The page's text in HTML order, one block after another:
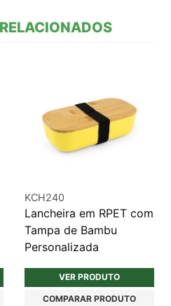
KCH240
Lancheira em RPET com
Tampa de Bambu
Personalizada
VER PRODUTO
COMPARAR PRODUTO